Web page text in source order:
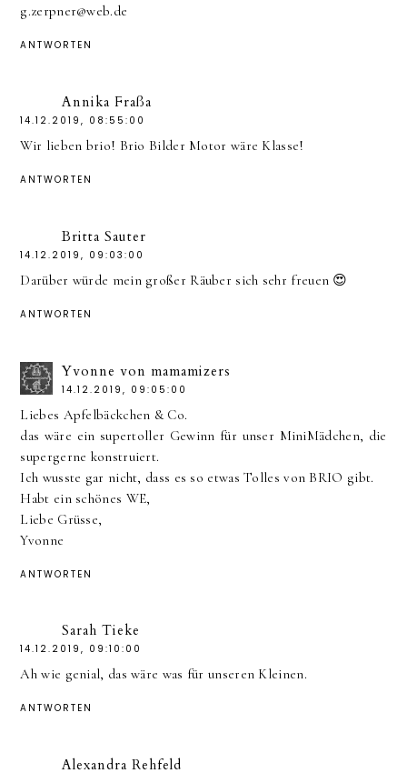
g.zerpner@web.de
ANTWORTEN
Annika Fraßa
14.12.2019, 08:55:00
Wir lieben brio! Brio Bilder Motor wäre Klasse!
ANTWORTEN
Britta Sauter
14.12.2019, 09:03:00
Darüber würde mein großer Räuber sich sehr freuen 😍
ANTWORTEN
Yvonne von mamamizers
14.12.2019, 09:05:00
Liebes Apfelbäckchen & Co.
das wäre ein supertoller Gewinn für unser MiniMädchen, die
supergerne konstruiert.
Ich wusste gar nicht, dass es so etwas Tolles von BRIO gibt.
Habt ein schönes WE,
Liebe Grüsse,
Yvonne
ANTWORTEN
Sarah Tieke
14.12.2019, 09:10:00
Ah wie genial, das wäre was für unseren Kleinen.
ANTWORTEN
Alexandra Rehfeld